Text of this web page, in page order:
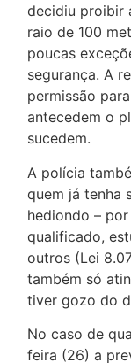
decidiu proibir
raio de 100
poucas
segurança. A
permissão
antecedem o
sucedem.
A polícia
quem já tenha
hediondo –
qualificado,
outros (Lei
também só
tiver gozo do
No caso de
feira (26) a